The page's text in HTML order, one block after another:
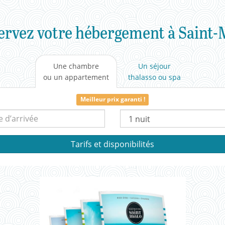
votre hébergement à Saint-
Une chambre
ou un appartement
Un séjour
thalasso ou spa
Meilleur prix garanti !
d’arrivée :
de
nuit(s) :
Tarifs et disponibilités